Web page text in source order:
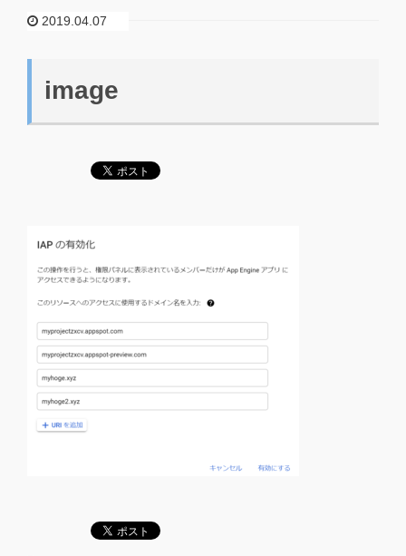
2019.04.07
image